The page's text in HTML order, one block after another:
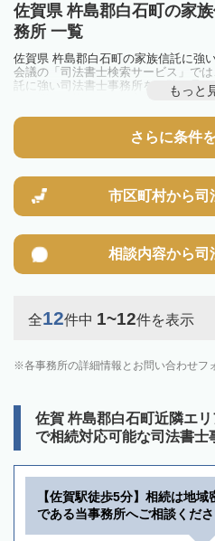
佐賀県 杵島郡白石町の家
務所 一覧
佐賀県 杵島郡白石町の家族信託に強
会議の「司法書士検索サービス」で
託に強い司法書士事務所を一覧で見
やお悩みを抱えている方は一度近隣
もっと
さらに条件
市区町村から司
相談内容から司
全12件中 1~12件を表示
各事務所の詳細情報とお問い合わせフ
佐賀 杵島郡白石町近隣エ
で相続対応可能な司法書士
【佐賀駅徒歩5分】相続は地域
である当事務所へご相談くだ